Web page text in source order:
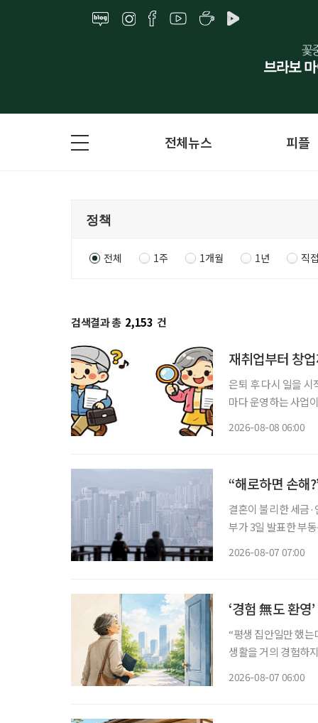
전체뉴스 피플
전체 1주 1개월 1년 직
검색결과 총 2,153 건
재취업부터 창
은퇴 후 다시 일을
마다 운영하는 사업
2026-08-08 06:00
“해로하면 손해
결혼이 불리한 세금·
부가 3일 발표한 부
2026-08-07 07:00
‘경험 無도 환영
“평생 집안일만 했
생활을 거의 경험하
2026-08-07 06:00